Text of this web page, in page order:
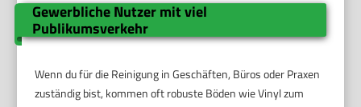
Gewerbliche Nutzer mit viel
Publikumsverkehr
Wenn du für die Reinigung in Geschäften, Büros oder Praxen
zuständig bist, kommen oft robuste Böden wie Vinyl zum